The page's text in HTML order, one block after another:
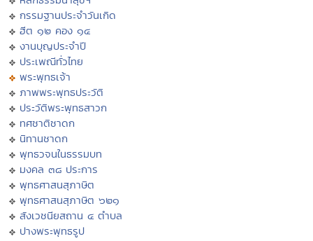
กรรมฐานประจำวันเกิด
ฮีต ๑๒ คอง ๑๔
งานบุญประจำปี
ประเพณีทั่วไทย
พระพุทธเจ้า
ภาพพระพุทธประวัติ
ประวัติพระพุทธสาวก
ทศชาติชาดก
นิทานชาดก
พุทธวจนในธรรมบท
มงคล ๓๘ ประการ
พุทธศาสนสุภาษิต
พุทธศาสนสุภาษิต ๖๒๑
สังเวชนียสถาน ๔ ตำบล
ปางพระพุทธรูป